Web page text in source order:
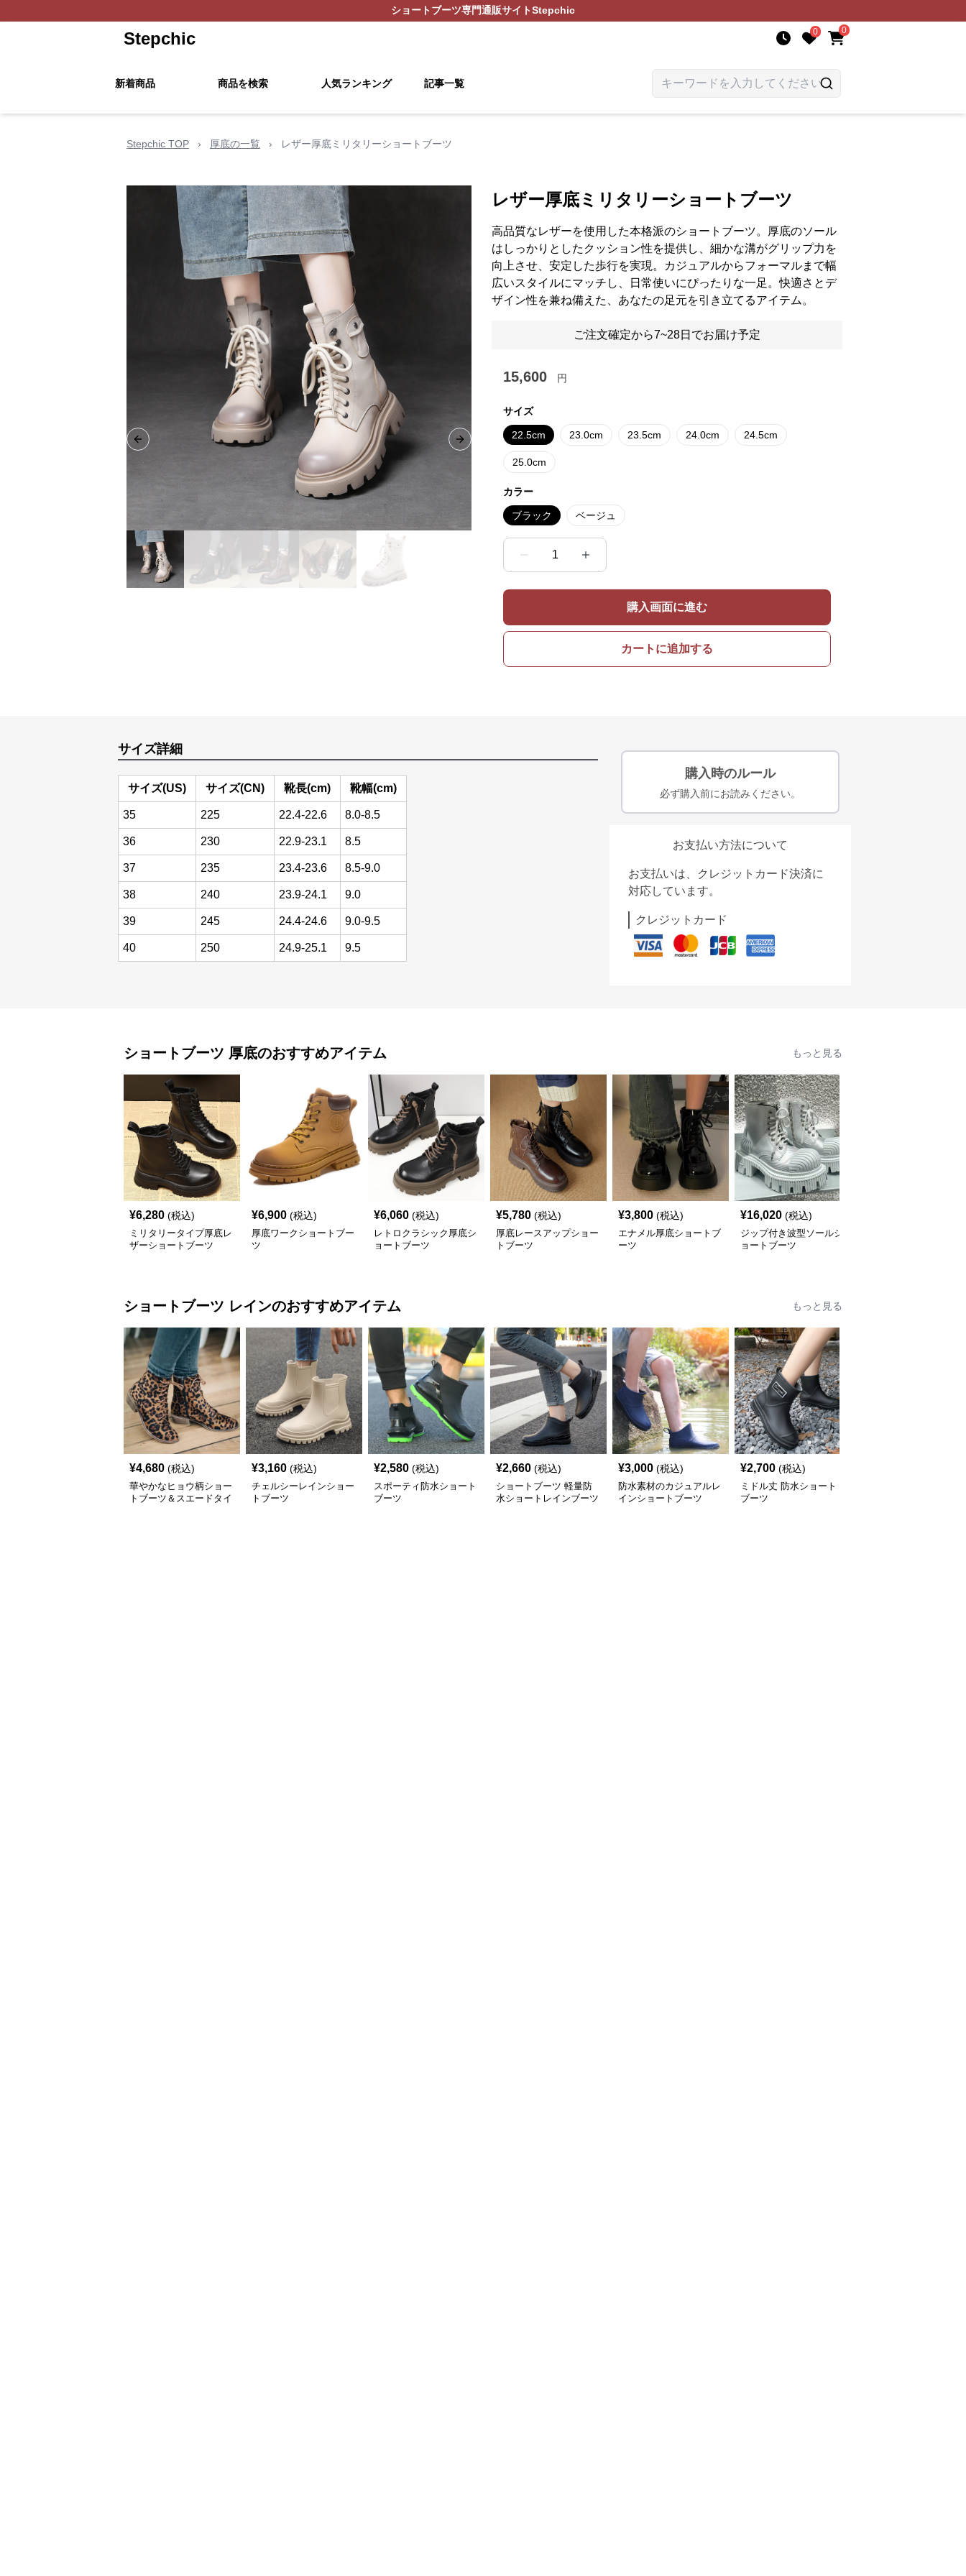
ショートブーツ専門通販サイトStepchic
Stepchic 0 0
新着商品 商品を検索 人気ランキング 記事一覧
Stepchic TOP › 厚底の一覧 › レザー厚底ミリタリーショートブーツ
Previous slide Next slide
レザー厚底ミリタリーショートブーツ
高品質なレザーを使用した本格派のショートブーツ。厚底のソール
はしっかりとしたクッション性を提供し、細かな溝がグリップ力を
向上させ、安定した歩行を実現。カジュアルからフォーマルまで幅
広いスタイルにマッチし、日常使いにぴったりな一足。快適さとデ
ザイン性を兼ね備えた、あなたの足元を引き立てるアイテム。
ご注文確定から7~28日でお届け予定
15,600 円
サイズ
22.5cm 23.0cm 23.5cm 24.0cm 24.5cm
25.0cm
カラー
ブラック ベージュ
1
購入画面に進む
カートに追加する
サイズ詳細
サイズ(US) サイズ(CN) 靴長(cm) 靴幅(cm)
35 225 22.4-22.6 8.0-8.5
36 230 22.9-23.1 8.5
37 235 23.4-23.6 8.5-9.0
38 240 23.9-24.1 9.0
39 245 24.4-24.6 9.0-9.5
40 250 24.9-25.1 9.5
購入時のルール
必ず購入前にお読みください。
お支払い方法について
お支払いは、クレジットカード決済に
対応しています。
クレジットカード
ショートブーツ 厚底のおすすめアイテム もっと見る
¥6,280 (税込)
ミリタリータイプ厚底レ
ザーショートブーツ
¥6,900 (税込)
厚底ワークショートブー
ツ
¥6,060 (税込)
レトロクラシック厚底シ
ョートブーツ
¥5,780 (税込)
厚底レースアップショー
トブーツ
¥3,800 (税込)
エナメル厚底ショートブ
ーツ
¥16,020 (税込)
ジップ付き波型ソールシ
ョートブーツ
ショートブーツ レインのおすすめアイテム もっと見る
¥4,680 (税込)
華やかなヒョウ柄ショー
トブーツ＆スエードタイ
¥3,160 (税込)
チェルシーレインショー
トブーツ
¥2,580 (税込)
スポーティ防水ショート
ブーツ
¥2,660 (税込)
ショートブーツ 軽量防
水ショートレインブーツ
¥3,000 (税込)
防水素材のカジュアルレ
インショートブーツ
¥2,700 (税込)
ミドル丈 防水ショート
ブーツ